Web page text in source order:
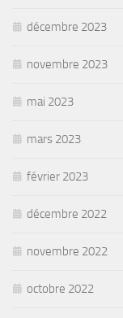
décembre 2023
novembre 2023
mai 2023
mars 2023
février 2023
décembre 2022
novembre 2022
octobre 2022